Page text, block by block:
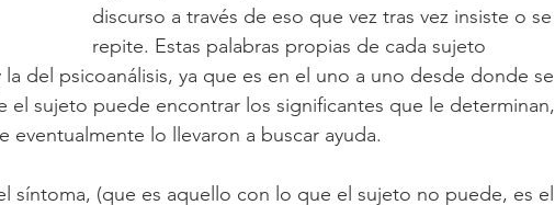
discurso a través de eso que vez tras vez insiste o se
repite. Estas palabras propias de cada sujeto
del psicoanálisis, ya que es en el uno a uno desde donde se
el sujeto puede encontrar los significantes que le determinan,
eventualmente lo llevaron a buscar ayuda.
síntoma, (que es aquello con lo que el sujeto no puede, es el